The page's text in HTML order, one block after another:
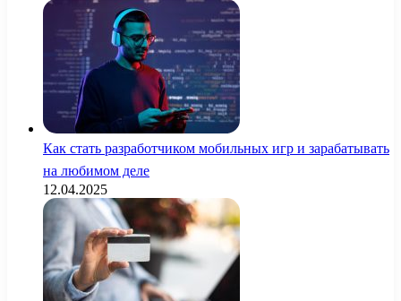
Как стать разработчиком мобильных игр и зарабатывать
на любимом деле
12.04.2025